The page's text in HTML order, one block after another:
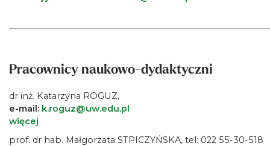
Pracownicy naukowo-dydaktyczni
dr inż. Katarzyna ROGUZ,
e-mail: k.roguz@uw.edu.pl
więcej
prof. dr hab. Małgorzata STPICZYŃSKA, tel: 022 55-30-518